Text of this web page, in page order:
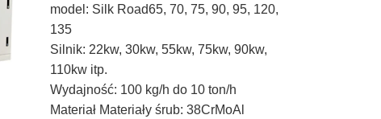
model: Silk Road65, 70, 75, 90, 95, 120,
135
Silnik: 22kw, 30kw, 55kw, 75kw, 90kw,
110kw itp.
Wydajność: 100 kg/h do 10 ton/h
Materiał Materiały śrub: 38CrMoAl